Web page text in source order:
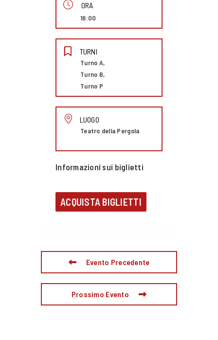
ORA
16:00
TURNI
Turno A,
Turno B,
Turno P
LUOGO
Teatro della Pergola
Informazioni sui biglietti
ACQUISTA BIGLIETTI
Evento Precedente
Prossimo Evento